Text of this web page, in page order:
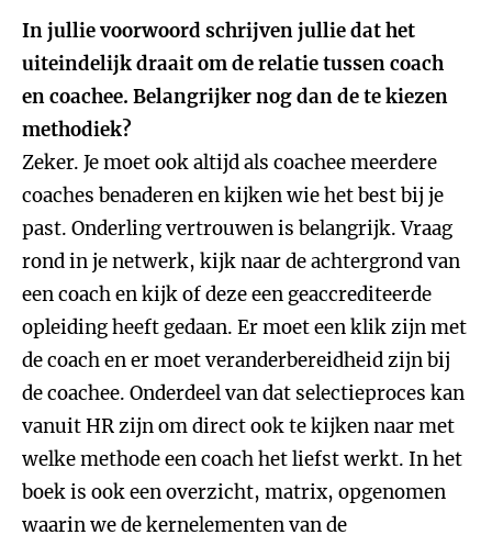
In jullie voorwoord schrijven jullie dat het
uiteindelijk draait om de relatie tussen coach
en coachee. Belangrijker nog dan de te kiezen
methodiek?
Zeker. Je moet ook altijd als coachee meerdere
coaches benaderen en kijken wie het best bij je
past. Onderling vertrouwen is belangrijk. Vraag
rond in je netwerk, kijk naar de achtergrond van
een coach en kijk of deze een geaccrediteerde
opleiding heeft gedaan. Er moet een klik zijn met
de coach en er moet veranderbereidheid zijn bij
de coachee. Onderdeel van dat selectieproces kan
vanuit HR zijn om direct ook te kijken naar met
welke methode een coach het liefst werkt. In het
boek is ook een overzicht, matrix, opgenomen
waarin we de kernelementen van de